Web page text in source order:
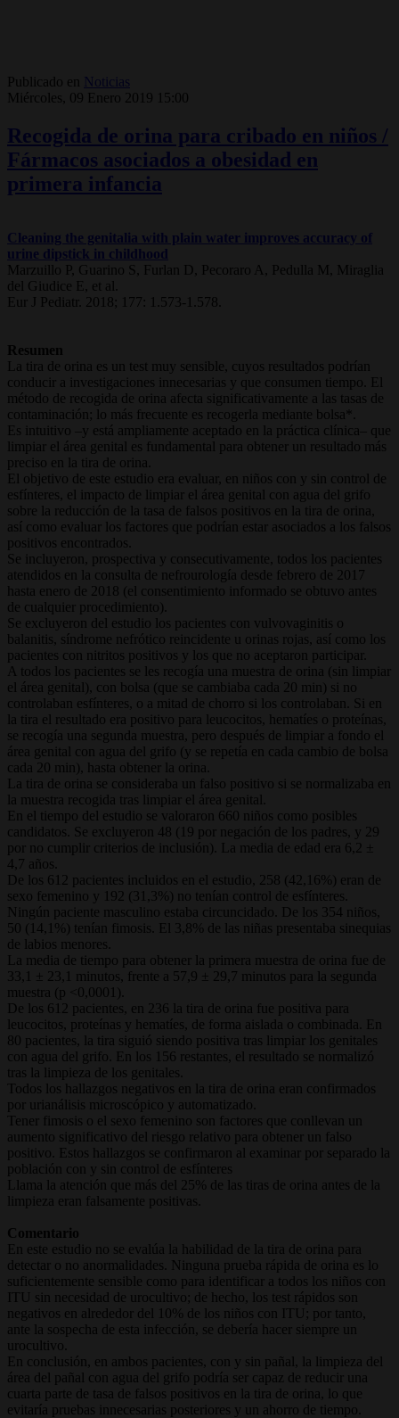
Publicado en
Noticias
Miércoles, 09 Enero 2019 15:00
Recogida de orina para cribado en niños /
Fármacos asociados a obesidad en
primera infancia
Cleaning the genitalia with plain water improves accuracy of
urine dipstick in childhood
Marzuillo P, Guarino S, Furlan D, Pecoraro A, Pedulla M, Miraglia
del Giudice E, et al.
Eur J Pediatr. 2018; 177: 1.573-1.578.
Resumen
La tira de orina es un test muy sensible, cuyos resultados podrían
conducir a investigaciones innecesarias y que consumen tiempo. El
método de recogida de orina afecta significativamente a las tasas de
contaminación; lo más frecuente es recogerla mediante bolsa*.
Es intuitivo –y está ampliamente aceptado en la práctica clínica– que
limpiar el área genital es fundamental para obtener un resultado más
preciso en la tira de orina.
El objetivo de este estudio era evaluar, en niños con y sin control de
esfínteres, el impacto de limpiar el área genital con agua del grifo
sobre la reducción de la tasa de falsos positivos en la tira de orina,
así como evaluar los factores que podrían estar asociados a los falsos
positivos encontrados.
Se incluyeron, prospectiva y consecutivamente, todos los pacientes
atendidos en la consulta de nefrourología desde febrero de 2017
hasta enero de 2018 (el consentimiento informado se obtuvo antes
de cualquier procedimiento).
Se excluyeron del estudio los pacientes con vulvovaginitis o
balanitis, síndrome nefrótico reincidente u orinas rojas, así como los
pacientes con nitritos positivos y los que no aceptaron participar.
A todos los pacientes se les recogía una muestra de orina (sin limpiar
el área genital), con bolsa (que se cambiaba cada 20 min) si no
controlaban esfínteres, o a mitad de chorro si los controlaban. Si en
la tira el resultado era positivo para leucocitos, hematíes o proteínas,
se recogía una segunda muestra, pero después de limpiar a fondo el
área genital con agua del grifo (y se repetía en cada cambio de bolsa
cada 20 min), hasta obtener la orina.
La tira de orina se consideraba un falso positivo si se normalizaba en
la muestra recogida tras limpiar el área genital.
En el tiempo del estudio se valoraron 660 niños como posibles
candidatos. Se excluyeron 48 (19 por negación de los padres, y 29
por no cumplir criterios de inclusión). La media de edad era 6,2 ±
4,7 años.
De los 612 pacientes incluidos en el estudio, 258 (42,16%) eran de
sexo femenino y 192 (31,3%) no tenían control de esfínteres.
Ningún paciente masculino estaba circuncidado. De los 354 niños,
50 (14,1%) tenían fimosis. El 3,8% de las niñas presentaba sinequias
de labios menores.
La media de tiempo para obtener la primera muestra de orina fue de
33,1 ± 23,1 minutos, frente a 57,9 ± 29,7 minutos para la segunda
muestra (p <0,0001).
De los 612 pacientes, en 236 la tira de orina fue positiva para
leucocitos, proteínas y hematíes, de forma aislada o combinada. En
80 pacientes, la tira siguió siendo positiva tras limpiar los genitales
con agua del grifo. En los 156 restantes, el resultado se normalizó
tras la limpieza de los genitales.
Todos los hallazgos negativos en la tira de orina eran confirmados
por urianálisis microscópico y automatizado.
Tener fimosis o el sexo femenino son factores que conllevan un
aumento significativo del riesgo relativo para obtener un falso
positivo. Estos hallazgos se confirmaron al examinar por separado la
población con y sin control de esfínteres
Llama la atención que más del 25% de las tiras de orina antes de la
limpieza eran falsamente positivas.
Comentario
En este estudio no se evalúa la habilidad de la tira de orina para
detectar o no anormalidades. Ninguna prueba rápida de orina es lo
suficientemente sensible como para identificar a todos los niños con
ITU sin necesidad de urocultivo; de hecho, los test rápidos son
negativos en alrededor del 10% de los niños con ITU; por tanto,
ante la sospecha de esta infección, se debería hacer siempre un
urocultivo.
En conclusión, en ambos pacientes, con y sin pañal, la limpieza del
área del pañal con agua del grifo podría ser capaz de reducir una
cuarta parte de tasa de falsos positivos en la tira de orina, lo que
evitaría pruebas innecesarias posteriores y un ahorro de tiempo.